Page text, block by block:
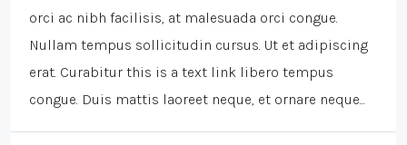
orci ac nibh facilisis, at malesuada orci congue.
Nullam tempus sollicitudin cursus. Ut et adipiscing
erat. Curabitur this is a text link libero tempus
congue. Duis mattis laoreet neque, et ornare neque...